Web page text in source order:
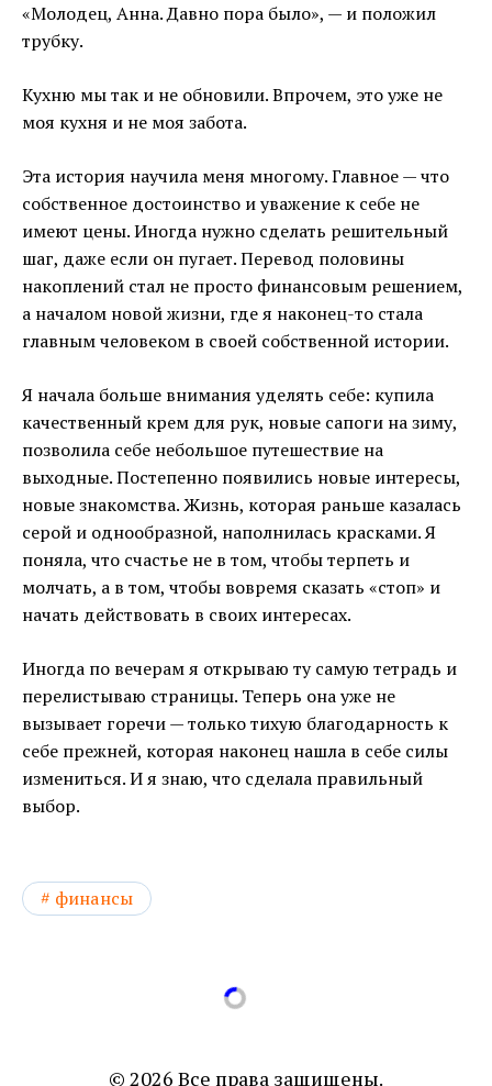
«Молодец, Анна. Давно пора было», — и положил
трубку.
Кухню мы так и не обновили. Впрочем, это уже не
моя кухня и не моя забота.
Эта история научила меня многому. Главное — что
собственное достоинство и уважение к себе не
имеют цены. Иногда нужно сделать решительный
шаг, даже если он пугает. Перевод половины
накоплений стал не просто финансовым решением,
а началом новой жизни, где я наконец-то стала
главным человеком в своей собственной истории.
Я начала больше внимания уделять себе: купила
качественный крем для рук, новые сапоги на зиму,
позволила себе небольшое путешествие на
выходные. Постепенно появились новые интересы,
новые знакомства. Жизнь, которая раньше казалась
серой и однообразной, наполнилась красками. Я
поняла, что счастье не в том, чтобы терпеть и
молчать, а в том, чтобы вовремя сказать «стоп» и
начать действовать в своих интересах.
Иногда по вечерам я открываю ту самую тетрадь и
перелистываю страницы. Теперь она уже не
вызывает горечи — только тихую благодарность к
себе прежней, которая наконец нашла в себе силы
измениться. И я знаю, что сделала правильный
выбор.
финансы
© 2026 Все права защищены.